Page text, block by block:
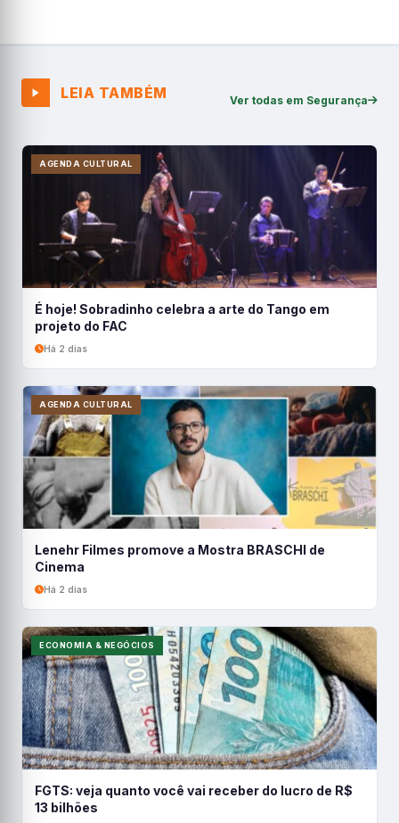
LEIA TAMBÉM Ver todas em Segurança
AGENDA CULTURAL
É hoje! Sobradinho celebra a arte do Tango em
projeto do FAC
Há 2 dias
AGENDA CULTURAL
Lenehr Filmes promove a Mostra BRASCHI de
Cinema
Há 2 dias
ECONOMIA & NEGÓCIOS
FGTS: veja quanto você vai receber do lucro de R$
13 bilhões